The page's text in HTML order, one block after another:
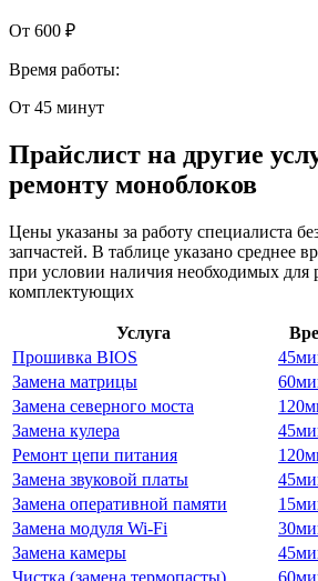
От 600 ₽
Время работы:
От 45 минут
Прайслист на другие
ремонту моноблоков
Цены указаны за работу специалиста
запчастей. В таблице указано среднее
при условии наличия необходимых для
комплектующих
Услуга
Прошивка BIOS
45
Замена матрицы
60
Замена северного моста
120
Замена кулера
45
Ремонт цепи питания
120
Замена звуковой платы
45
Замена оперативной памяти
15
Замена модуля Wi-Fi
30
Замена камеры
45
Чистка (замена термопасты)
60